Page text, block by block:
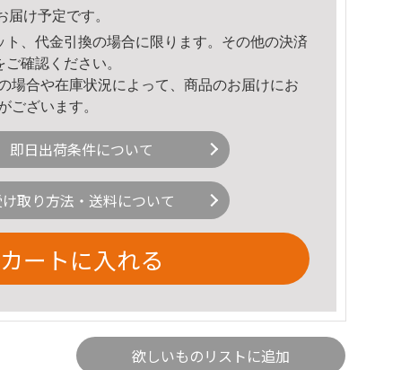
届け予定です。
ト、代金引換の場合に限ります。その他の決済
ご確認ください。
場合や在庫状況によって、商品のお届けにお
ございます。
即日出荷条件について
取り方法・送料について
カートに入れる
欲しいものリストに追加